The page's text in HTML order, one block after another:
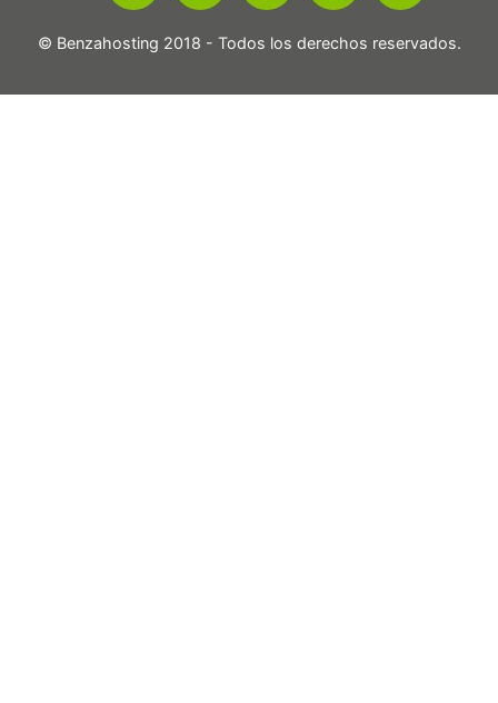
© Benzahosting 2018 - Todos los derechos reservados.